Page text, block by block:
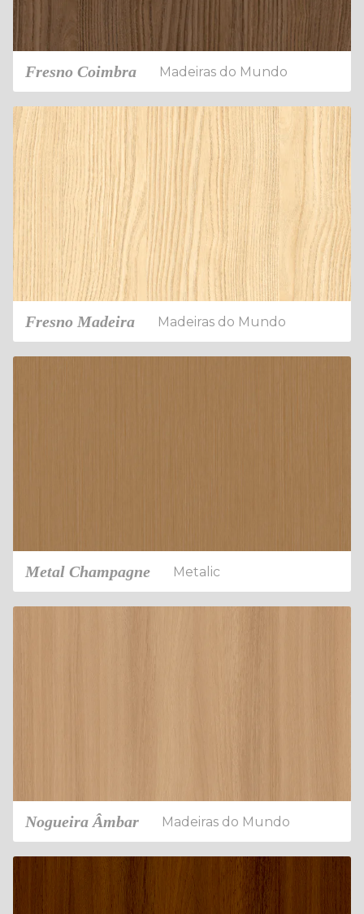
Fresno Coimbra Madeiras do Mundo
Fresno Madeira Madeiras do Mundo
Metal Champagne Metalic
Nogueira Âmbar Madeiras do Mundo